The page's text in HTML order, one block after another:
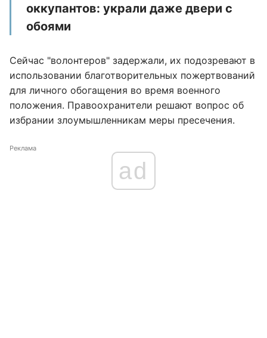
оккупантов: украли даже двери с
обоями
Сейчас "волонтеров" задержали, их подозревают в
использовании благотворительных пожертвований
для личного обогащения во время военного
положения. Правоохранители решают вопрос об
избрании злоумышленникам меры пресечения.
Реклама
ad